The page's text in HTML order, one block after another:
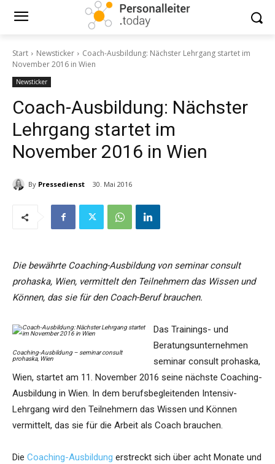
Start Newsticker
Coach-Ausbildung: Nächster Lehrgang startet im
November 2016 in Wien
Newsticker
Coach-Ausbildung: Nächster
Lehrgang startet im
November 2016 in Wien
By Pressedienst 30. Mai 2016
Die bewährte Coaching-Ausbildung von seminar consult
prohaska, Wien, vermittelt den Teilnehmern das Wissen und
Können, das sie für den Coach-Beruf brauchen.
Coaching-Ausbildung – seminar consult
prohaska, Wien
Das Trainings- und
Beratungsunternehmen
seminar consult prohaska,
Wien, startet am 11. November 2016 seine nächste Coaching-
Ausbildung in Wien. In dem berufsbegleitenden Intensiv-
Lehrgang wird den Teilnehmern das Wissen und Können
vermittelt, das sie für die Arbeit als Coach brauchen.
Die Coaching-Ausbildung erstreckt sich über acht Monate und